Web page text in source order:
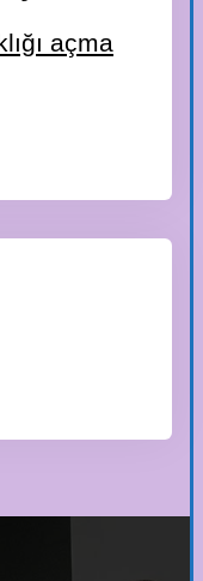
açma